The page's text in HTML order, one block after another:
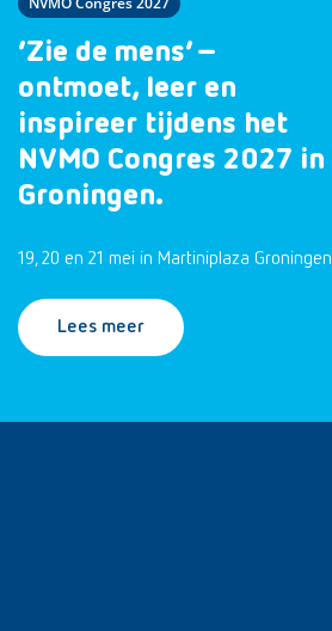
‘Zie de mens’ –
ontmoet, leer en
inspireer tijdens het
NVMO Congres 2027 in
Groningen.
19, 20 en 21 mei in Martiniplaza Groningen
Lees meer